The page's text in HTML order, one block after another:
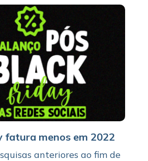
fatura menos em 2022
anteriores ao fim de